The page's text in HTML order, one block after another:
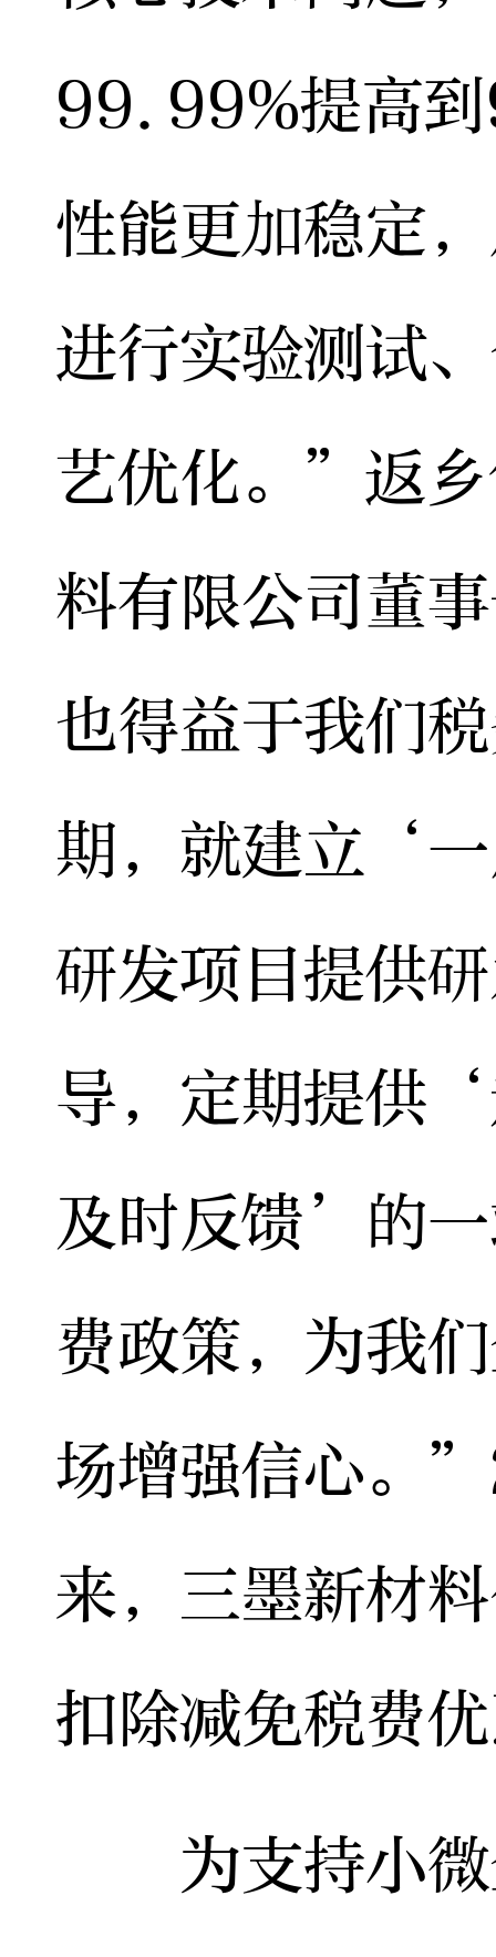
99.99%提高
性能更加稳定
进行实验测试
艺优化。”返
料有限公司董
也得益于我们
期，就建立‘
研发项目提供
导，定期提供
及时反馈’的
费政策，为我
场增强信心。
来，三墨新材
扣除减免税费
为支持小微